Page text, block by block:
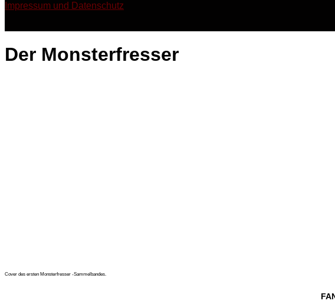
Impressum und Datenschutz
Der Monsterfresser
Cover des ersten Monsterfresser -Sammelbandes.